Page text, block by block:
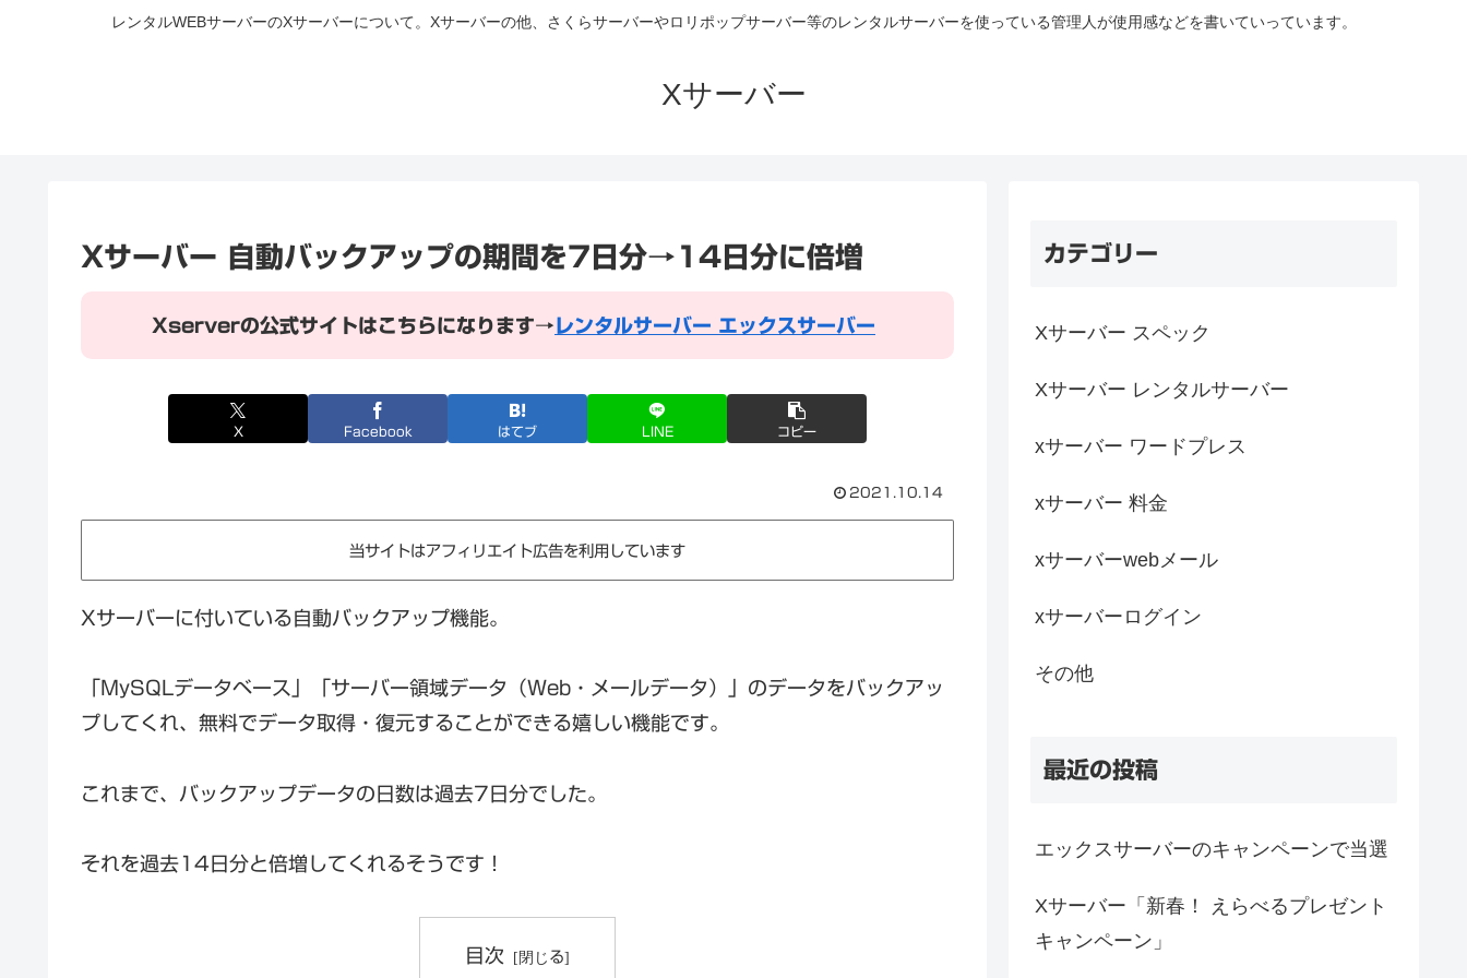
レンタルWEBサーバーのXサーバーについて。Xサーバーの他、さくらサーバーやロリポップサーバー等のレンタルサーバーを使っている管理人が使用感などを書いていっています。
Xサーバー
Xサーバー 自動バックアップの期間を7日分→14日分に倍増
Xserverの公式サイトはこちらになります→ レンタルサーバー エックスサーバー
X Facebook はてブ LINE コピー
2021.10.14
当サイトはアフィリエイト広告を利用しています
Xサーバーに付いている自動バックアップ機能。
「MySQLデータベース」「サーバー領域データ（Web・メールデータ）」のデータをバックアッ
プしてくれ、無料でデータ取得・復元することができる嬉しい機能です。
これまで、バックアップデータの日数は過去7日分でした。
それを過去14日分と倍増してくれるそうです！
目次
カテゴリー
Xサーバー スペック
Xサーバー レンタルサーバー
xサーバー ワードプレス
xサーバー 料金
xサーバーwebメール
xサーバーログイン
その他
最近の投稿
エックスサーバーのキャンペーンで当選
Xサーバー「新春！ えらべるプレゼント
キャンペーン」